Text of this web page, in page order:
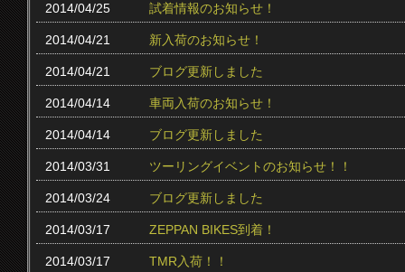
2014/04/25 試着情報のお知らせ！
2014/04/21 新入荷のお知らせ！
2014/04/21 ブログ更新しました
2014/04/14 車両入荷のお知らせ！
2014/04/14 ブログ更新しました
2014/03/31 ツーリングイベントのお知らせ！！
2014/03/24 ブログ更新しました
2014/03/17 ZEPPAN BIKES到着！
2014/03/17 TMR入荷！！